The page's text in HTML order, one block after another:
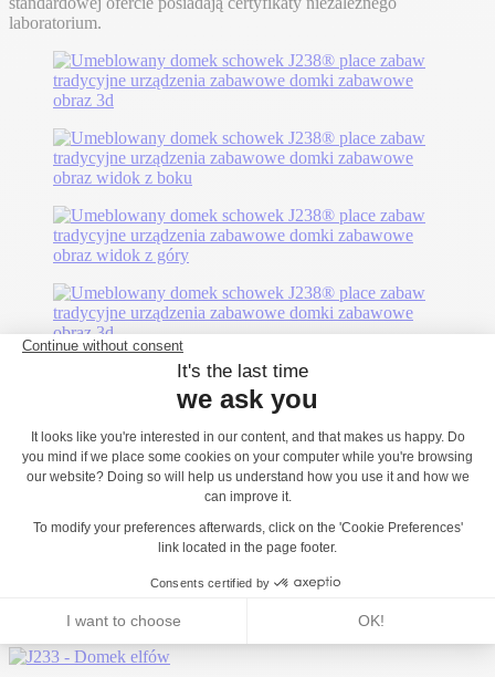
laboratorium.
Może Ci się spodobać...
J234 - Osada elfów